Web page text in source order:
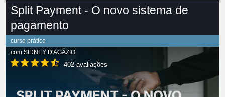
Split Payment - O novo sistema de
pagamento
curso prático
com SIDNEY D'AGÁZIO
402 avaliações